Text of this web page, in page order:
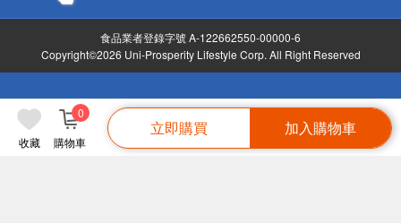
收藏 購物車
0
立即購買 加入購物車
食品業者登錄字號 A-122662550-00000-6
Copyright©2026 Uni-Prosperity Lifestyle Corp. All Right Reserved